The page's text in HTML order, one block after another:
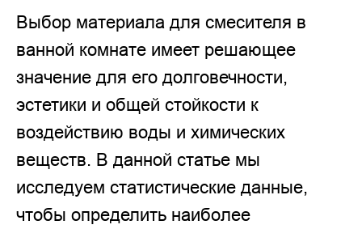
Выбор материала для смесителя в
ванной комнате имеет решающее
значение для его долговечности,
эстетики и общей стойкости к
воздействию воды и химических
веществ. В данной статье мы
исследуем статистические данные,
чтобы определить наиболее